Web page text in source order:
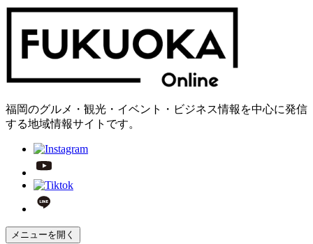
福岡のグルメ・観光・イベント・ビジネス情報を中心に発信
する地域情報サイトです。
メニューを開く